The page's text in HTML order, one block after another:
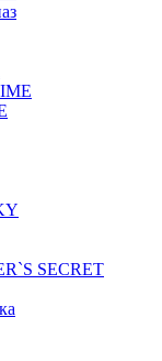
SECRET